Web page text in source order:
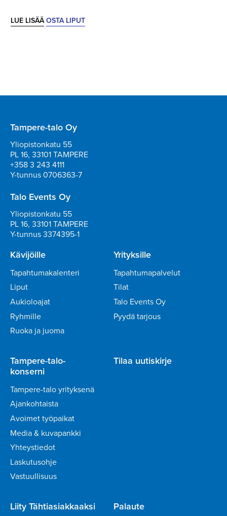
LUE LISÄÄOSTA LIPUT
Tampere-talo Oy
Yliopistonkatu 55
PL 16, 33101 TAMPERE
+358 3 243 4111
Y-tunnus 0706363-7
Talo Events Oy
Yliopistonkatu 55
PL 16, 33101 TAMPERE
Y-tunnus 3374395-1
Kävijöille
Tapahtumakalenteri
Liput
Aukioloajat
Ryhmille
Ruoka ja juoma
Yrityksille
Tapahtumapalvelut
Tilat
Talo Events Oy
Pyydä tarjous
Tampere-talo-
konserni
Tampere-talo yrityksenä
Ajankohtaista
Avoimet työpaikat
Media & kuvapankki
Yhteystiedot
Laskutusohje
Vastuullisuus
Tilaa uutiskirje
Liity Tähtiasiakkaaksi Palaute